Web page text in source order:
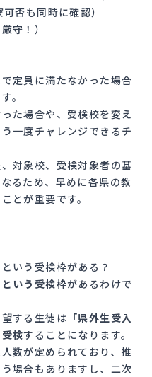
否も同時に確認）
守！）
定員に満たなかった場合
。
た場合や、受検校を変え
一度チャレンジできるチ
対象校、受検対象者の基
るため、早めに各県の教
とが重要です。
いう受検枠がある？
いう受検枠があるわけで
する生徒は 「県外生受入
検することになります。
数が定められており、推
場合もありますし、二次